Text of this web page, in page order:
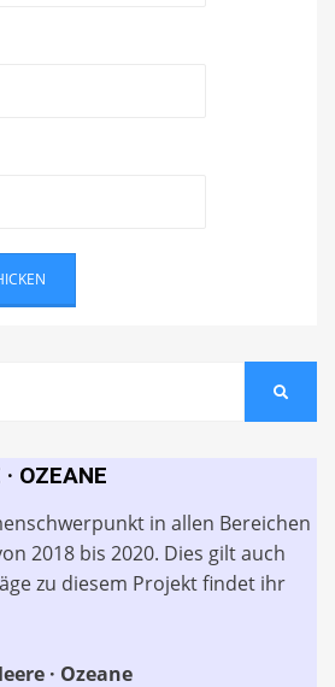
OZEANE
in allen Bereichen
2018 bis 2020. Dies gilt auch
zu diesem Projekt findet ihr
· Ozeane